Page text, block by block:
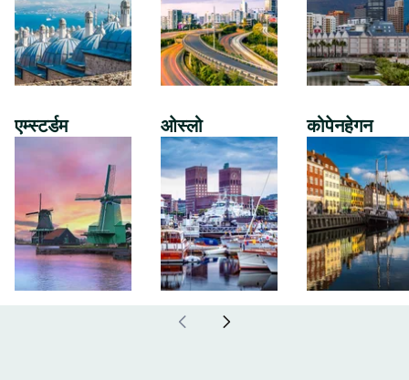
एम्स्टर्डम ओस्लो कोपेनहेगन